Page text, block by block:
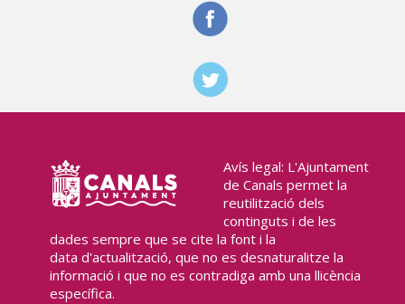
Avís legal: L'Ajuntament
de Canals permet la
reutilització dels
continguts i de les
dades sempre que se cite la font i la
data d'actualització, que no es desnaturalitze la
informació i que no es contradiga amb una llicència
específica.